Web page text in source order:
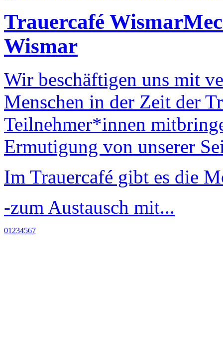
Trauercafé Wismar
Wismar
Wir beschäftigen uns mit
Menschen in der Zeit der
Teilnehmer*innen
Ermutigung von unserer
Im Trauercafé gibt es die
-zum Austausch mit...
01 234567